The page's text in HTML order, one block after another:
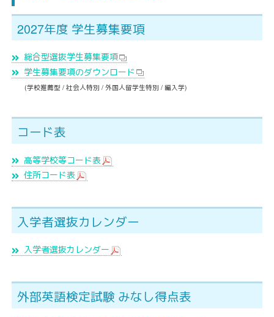
2027年度 学生募集要項
総合型選抜学生募集要項
学生募集要項のダウンロード
(学校推薦型 / 社会人特別 / 外国人留学生特別 / 編入学)
コード表
高等学校等コード表
住所コード表
入学者選抜カレンダー
入学者選抜カレンダー
外部英語検定試験 みなし得点表